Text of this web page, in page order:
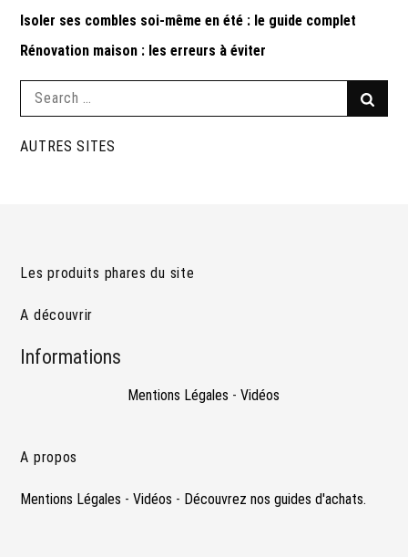
Isoler ses combles soi-même en été : le guide complet
Rénovation maison : les erreurs à éviter
Search
AUTRES SITES
Les produits phares du site
A découvrir
Informations
Mentions Légales -Vidéos
A propos
Mentions Légales -Vidéos - Découvrez nos guides d'achats.